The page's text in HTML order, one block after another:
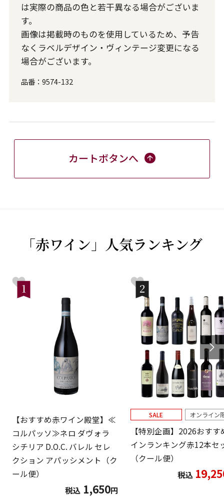
は実際の商品の色と若干異なる場合がございま
す。
画像は掲載時のものを使用しているため、予告
なくラベルデザイン・ヴィンテージ変更になる
場合がございます。
品番： 9574-132
カートボタンへ
「赤ワイン」人気ランキング
1
【おすすめ赤ワイン殿堂】≪
コルパッソ≫ネロ ダヴォラ
シチリア D.O.C. バレル セレ
クション アパッシメント（ク
ール便）
税込 1,650円
2
SALE オンライン
【特別企画】2026おすす
インランキング赤12本セ
（クール便）
税込